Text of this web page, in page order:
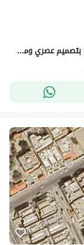
فيلا فاخرة للإيجار فرصة مميزة للسكن في فيلا راقية بتصميم عصري ومساحات واسعة، توفر أعلى مستويات الراحة والخصوصية للعائلة، ومكيفة بالكامل وجاهزة للسكن الفوري.